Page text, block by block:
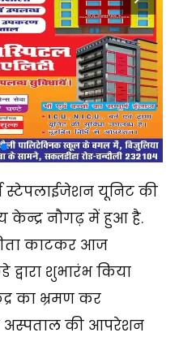
स्टेपलाईजेशन यूनिट की
केन्द्र नौगढ़ में हुआ है.
काटकर आज
द्वारा शुभारंभ किया
का भ्रमण कर
अस्पताल की आपरेशन